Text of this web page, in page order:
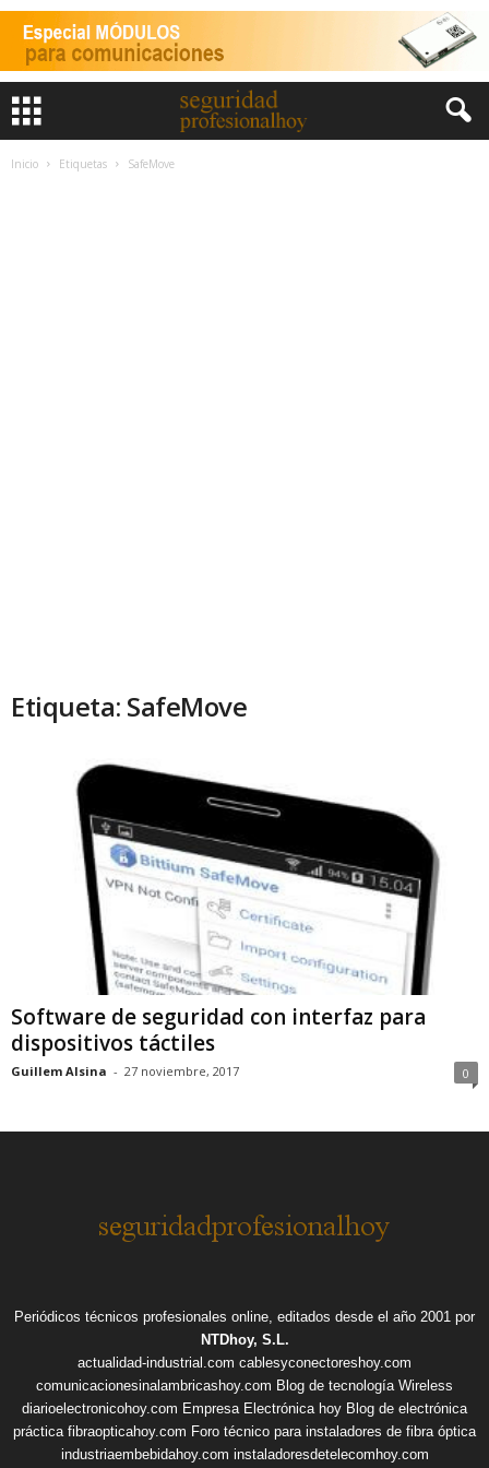
Inicio Etiquetas SafeMove
Etiqueta: SafeMove
Software de seguridad con interfaz para
dispositivos táctiles
Guillem Alsina - 27 noviembre, 2017 0
Periódicos técnicos profesionales online, editados desde el año 2001 por
NTDhoy, S.L.
actualidad-industrial.com cablesyconectoreshoy.com
comunicacionesinalambricashoy.com Blog de tecnología Wireless
diarioelectronicohoy.com Empresa Electrónica hoy Blog de electrónica
práctica fibraopticahoy.com Foro técnico para instaladores de fibra óptica
industriaembebidahoy.com instaladoresdetelecomhoy.com